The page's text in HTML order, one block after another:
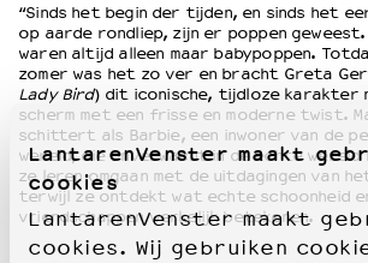
LantarenVenster maakt
cookies
LantarenVenster maakt
cookies. Wij gebruiken
Culturele boycot Israël
Ruimte voor artistieke vrijheid – VNPF
“Sinds het begin der tijden, en sinds het
op aarde rondliep, zijn er poppen geweest.
waren altijd alleen maar babypoppen.
zomer was het zo ver en bracht Greta
Lady Bird) dit iconische, tijdloze karakter
scherm met een frisse en moderne twist.
schittert als Barbie, een inwoner van de
wereld, die onverwacht in de echte wereld
ze leren omgaan met de uitdagingen van
terwijl ze ontdekt wat echte schoonheid
vriendschappen werkelijk betekenen.